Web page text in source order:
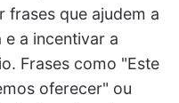
frases que ajudem a
a incentivar a
Frases como "Este
oferecer" ou